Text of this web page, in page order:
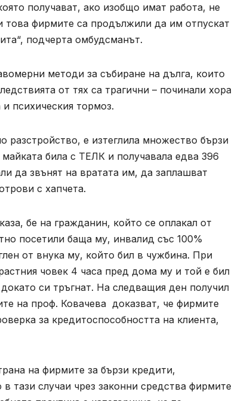
получават, ако изобщо имат работа, не
фирмите са продължили да им отпускат
подчерта омбудсманът.
методи за събиране на дълга, които
от тях са трагични – починали хора
психическия тормоз.
разстройство, е изтеглила множество бързи
била с ТЕЛК и получавала едва 396
да звънят на вратата им, да заплашват
с хапчета.
бе на гражданин, който се оплакал от
посетили баща му, инвалид със 100%
от внука му, който бил в чужбина. При
човек 4 часа пред дома му и той е бил
си тръгнат. На следващия ден получил
на проф. Ковачева доказват, че фирмите
за кредитоспособността на клиента,
на фирмите за бързи кредити,
тази случаи чрез законни средства фирмите